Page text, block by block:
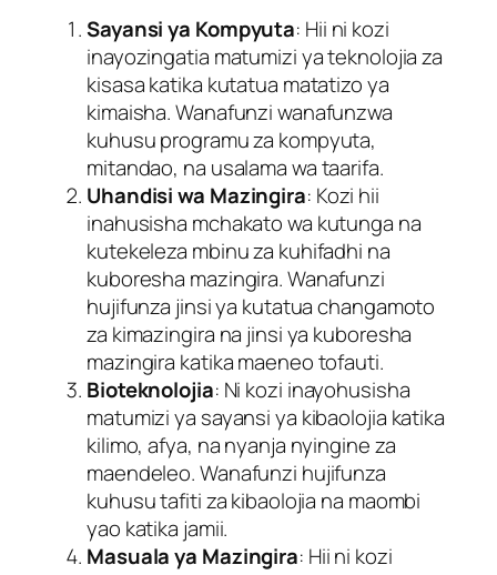
Sayansi ya Kompyuta: Hii ni kozi
inayozingatia matumizi ya teknolojia za
kisasa katika kutatua matatizo ya
kimaisha. Wanafunzi wanafunzwa
kuhusu programu za kompyuta,
mitandao, na usalama wa taarifa.
Uhandisi wa Mazingira: Kozi hii
inahusisha mchakato wa kutunga na
kutekeleza mbinu za kuhifadhi na
kuboresha mazingira. Wanafunzi
hujifunza jinsi ya kutatua changamoto
za kimazingira na jinsi ya kuboresha
mazingira katika maeneo tofauti.
Bioteknolojia: Ni kozi inayohusisha
matumizi ya sayansi ya kibaolojia katika
kilimo, afya, na nyanja nyingine za
maendeleo. Wanafunzi hujifunza
kuhusu tafiti za kibaolojia na maombi
yao katika jamii.
Masuala ya Mazingira: Hii ni kozi